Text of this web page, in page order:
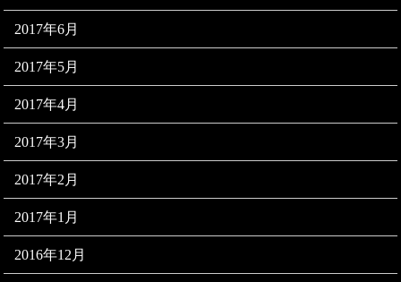
2017年6月
2017年5月
2017年4月
2017年3月
2017年2月
2017年1月
2016年12月